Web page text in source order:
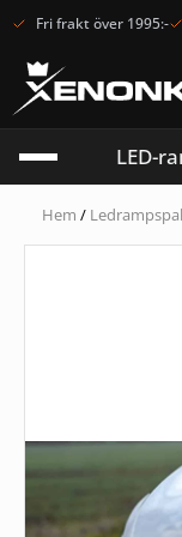
Fri frakt över 1995:-
LED-
Hem /